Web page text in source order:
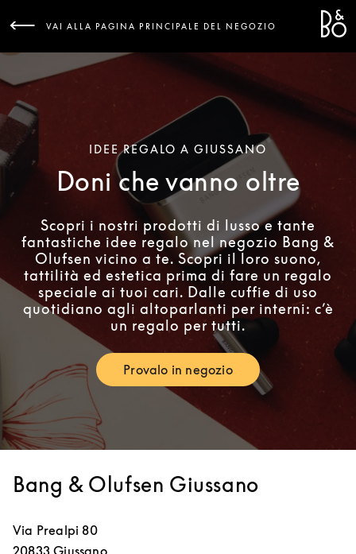
VAI ALLA PAGINA PRINCIPALE DEL NEGOZIO
IDEE REGALO A GIUSSANO
Doni che vanno oltre
Scopri i nostri prodotti di lusso e tante
fantastiche idee regalo nel negozio Bang &
Olufsen vicino a te. Scopri il loro suono,
tattilità ed estetica prima di fare un regalo
speciale ai tuoi cari. Dalle cuffie di uso
quotidiano agli altoparlanti per interni: c’è
un regalo per tutti.
Provalo in negozioLink Opens in New Tab
Bang & Olufsen Giussano
Via Prealpi 80
20833 Giussano